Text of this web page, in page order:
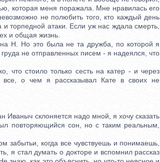
которая меня поражала. Мне нравилась его
не полюбить того, кто каждый день
торпедной атаки. Если уж нас ждала смерть,
и общая жизнь.
Н. Но это была не та дружба, по которой я
не отправленных писем - я надеялся, что
стоило только сесть на катер - и через
все, о чем я рассказывал Кате в своих не
склоняется надо мной, я хочу сказать
повторяющийся сон, но с таким реальным,
когда все чувствуешь и понимаешь,
я стал думать о докторе и вспомнил рассказ